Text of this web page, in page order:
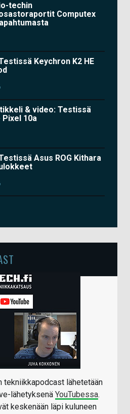
techin
Computex
Keychron K2 HE
& video: Testissä
Pixel 10a
Asus ROG Kithara
tekniikkapodcast lähetetään
lähetyksenä YouTubessa.
keskenään läpi kuluneen